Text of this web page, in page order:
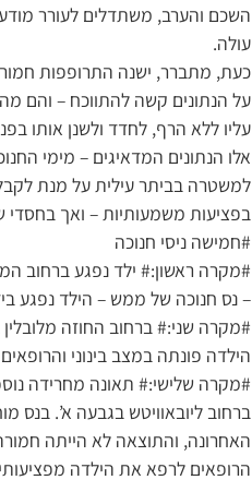
השכם והערב, משתדלים לעורר
עולה.
כעת, מתברר, ישנה התרופפות
עליו ללא הרף, לחדד ולשנן אותו
אלו הנתונים המדאיגים – מימי
למשטרה בביתר עילית על מנת
בפציעות משמעותיות – ואך בחסדי
#חמישה ניסי חנוכה
#מקרה ראשון:# ילד נפגע ברחוב
– נס חנוכה של ממש – הילד נפגע
#מקרה שני:# ברחוב החוזה
הילדה פונתה במצב בינוני
#מקרה שלישי:# תאונה מחרידה
ברחוב ליובאוויטש בגבעה א’. בנס
האחרונה, והתוצאה לא הייתה
הרופאים לרפא את הילדה